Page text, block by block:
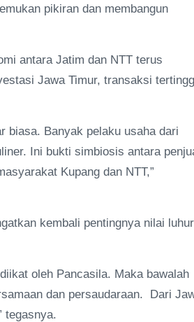
pikiran dan membangun
antara Jatim dan NTT terus
Jawa Timur, transaksi
biasa. Banyak pelaku usaha dari
Ini bukti simbiosis antara
Kupang dan NTT,”
kembali pentingnya nilai luhur
oleh Pancasila. Maka bawalah
dan persaudaraan. Dari
tegasnya.